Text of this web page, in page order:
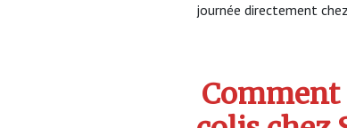
journée directement
Comment